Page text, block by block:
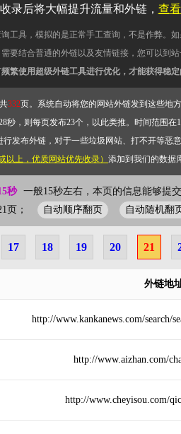
工具，模拟的是正常手工查询，不是作弊。
要结合普通的外链以及友情链接，您可以到
频繁使用超级外链工具进行优化，才能获得稳
332页。系统自动将您的网站外链发到这些地
，则每页发布23个，以此类推。时间范围在
发布外链，对于一些垃圾网站、打不开等恶
以上，优质网站优先收录） 添加到我们的数据
秒 一般15秒左右，本页的信息能够提
页；
自动顺序翻页 自动随机翻
17 18 19 20 21
外链地
http://www.kankanews.com/search/
http://www.aizhan.com/
http://www.cheyisou.com/
录后将大幅提升流量和外链， 查